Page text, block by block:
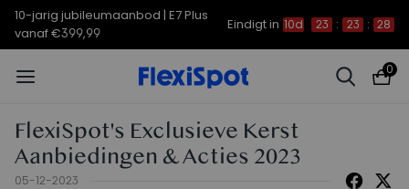
10-jarig jubileumaanbod | E7 Plus
vanaf €399,99
Eindigt in 10d 23 : 23 : 28
0
FlexiSpot's Exclusieve Kerst
Aanbiedingen & Acties 2023
05-12-2023